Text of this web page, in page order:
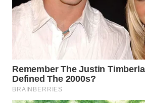
KONSUMEN
LISTRIK
MASYARAKAT
KELISTRIKAN
WALINKI